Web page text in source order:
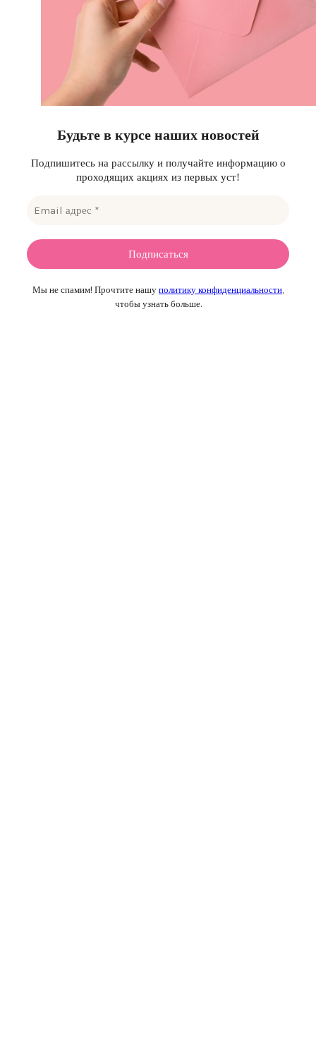
Будьте в курсе наших новостей
Подпишитесь на рассылку и получайте информацию о
проходящих акциях из первых уст!
Мы не спамим! Прочтите нашу политику конфиденциальности,
чтобы узнать больше.